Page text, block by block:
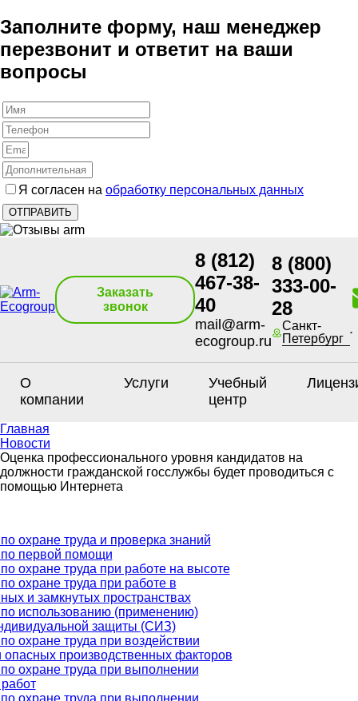
Заполните форму, наш менеджер
перезвонит и ответит на ваши
вопросы
Я согласен на обработку персональных данных
Заказать
звонок
8 (812)
467-38-
40
mail@arm-
ecogroup.ru
8 (800)
333-00-
28
Санкт-
Петербург
О
компании
Услуги
Учебный
центр
Главная
Новости
Оценка профессионального уровня кандидатов на
должности гражданской госслужбы будет проводиться с
помощью Интернета
охране труда и проверка знаний
первой помощи
охране труда при работе на высоте
охране труда при работе в
и замкнутых пространствах
использованию (применению)
защиты (СИЗ)
охране труда при воздействии
производственных факторов
охране труда при выполнении
охране труда при выполнении